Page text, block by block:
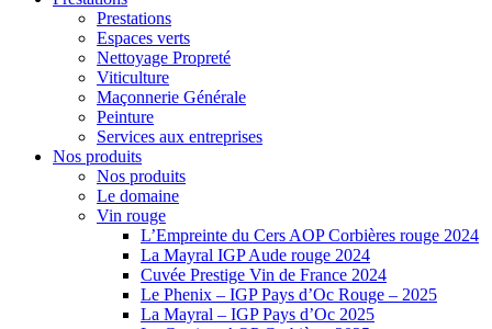
Prestations
Espaces verts
Nettoyage Propreté
Viticulture
Maçonnerie Générale
Peinture
Services aux entreprises
Nos produits
Nos produits
Le domaine
Vin rouge
L’Empreinte du Cers AOP Corbières rouge 2024
La Mayral IGP Aude rouge 2024
Cuvée Prestige Vin de France 2024
Le Phenix – IGP Pays d’Oc Rouge – 2025
La Mayral – IGP Pays d’Oc 2025